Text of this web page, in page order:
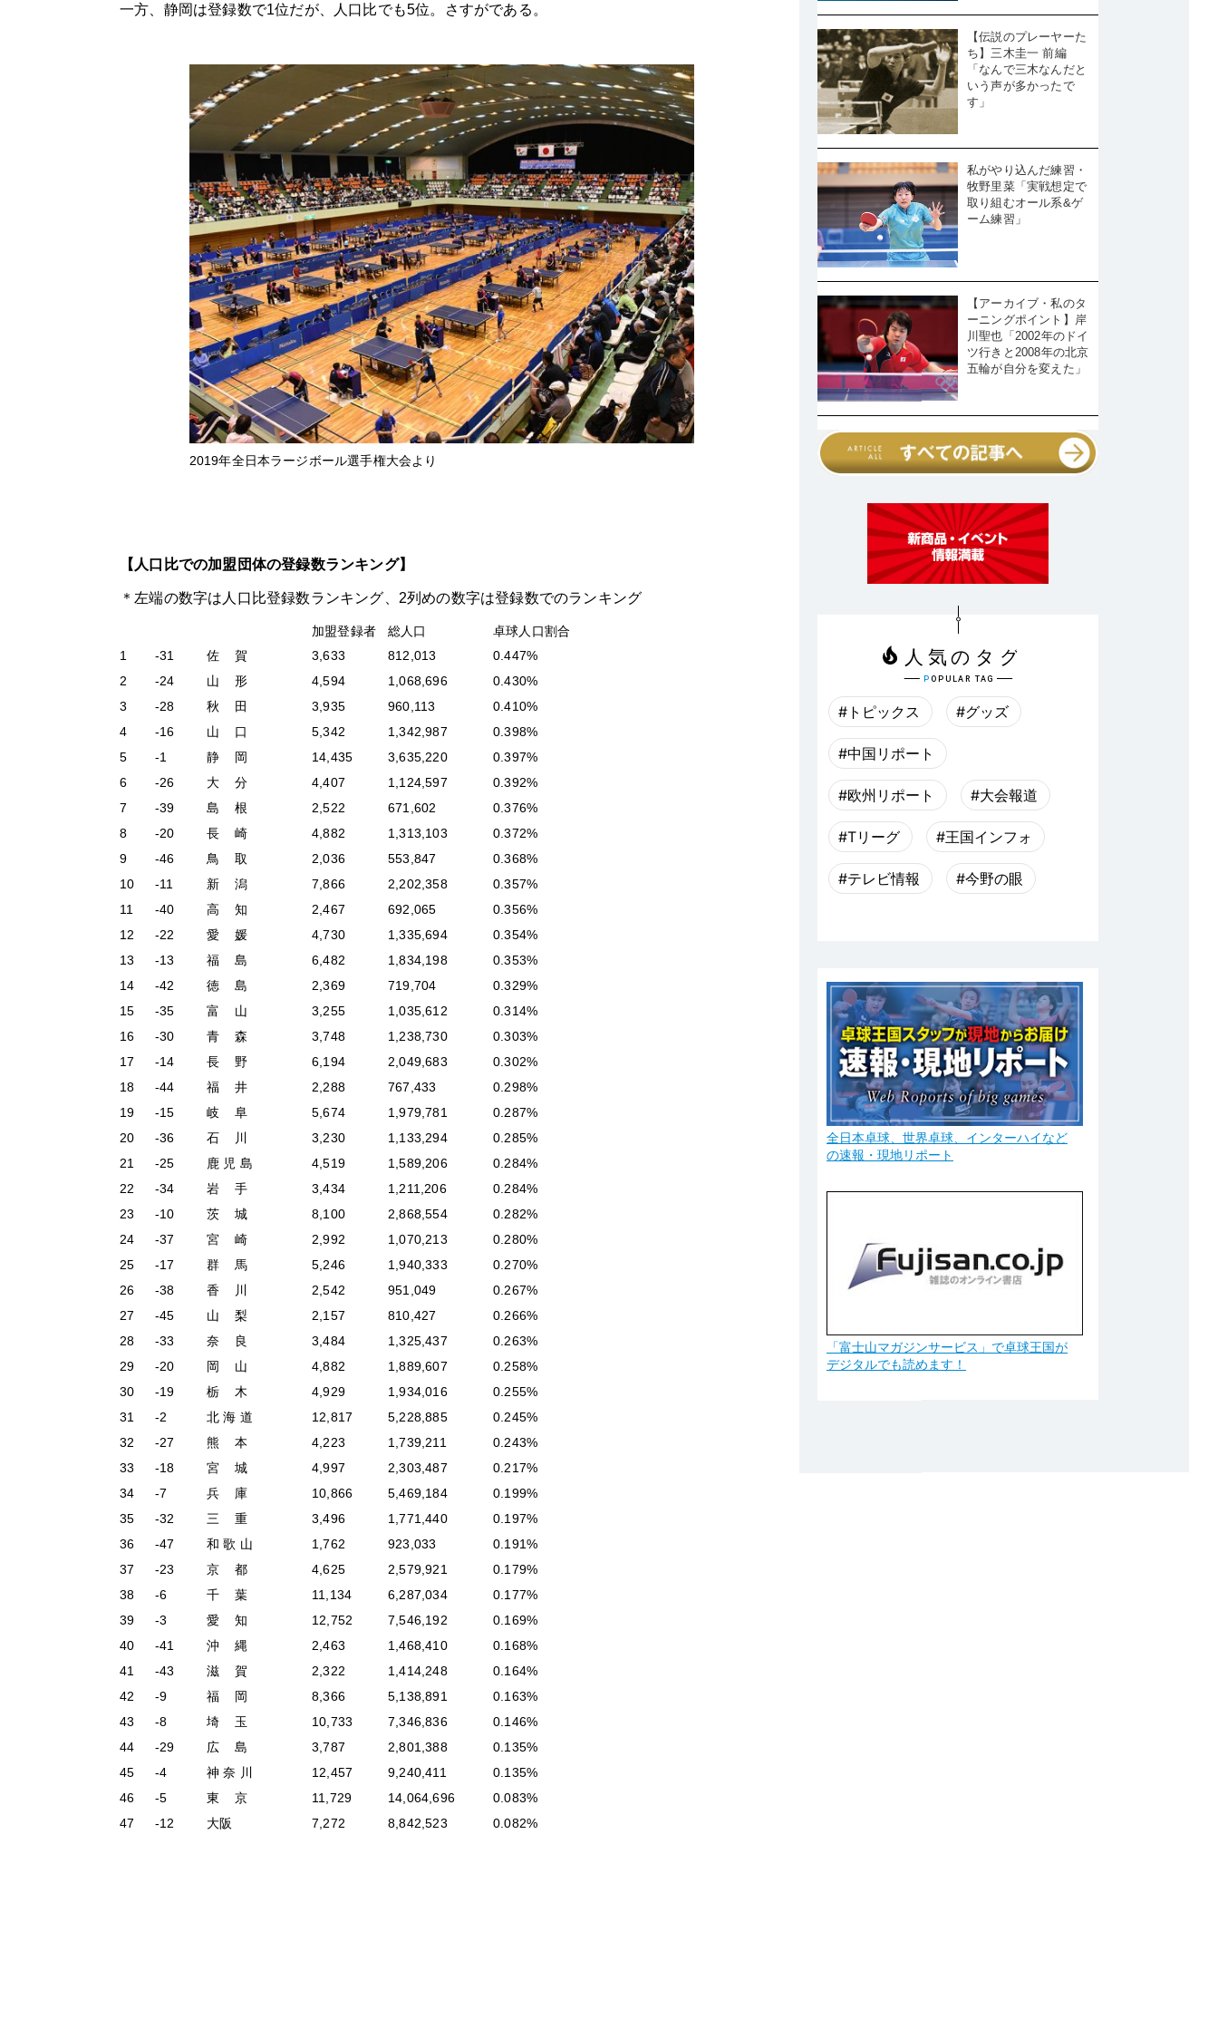
一方、静岡は登録数で1位だが、人口比でも5位。さすがである。
2019年全日本ラージボール選手権大会より
【人口比での加盟団体の登録数ランキング】
＊左端の数字は人口比登録数ランキング、2列めの数字は登録数でのランキング
加盟登録者 総人口
卓球人口割合
1
-31 佐 賀 3,633 812,013
0.447%
2
-24 山 形 4,594 1,068,696
0.430%
3
-28 秋 田 3,935 960,113
0.410%
4
-16 山 口 5,342 1,342,987
0.398%
5
-1 静 岡 14,435 3,635,220
0.397%
6
-26 大 分 4,407 1,124,597
0.392%
7
-39 島 根 2,522 671,602
0.376%
8
-20 長 崎 4,882 1,313,103
0.372%
9
-46 鳥 取 2,036 553,847
0.368%
10
-11 新 潟 7,866 2,202,358
0.357%
11
-40 高 知 2,467 692,065
0.356%
12
-22 愛 媛 4,730 1,335,694
0.354%
13
-13 福 島 6,482 1,834,198
0.353%
14
-42 徳 島 2,369 719,704
0.329%
15
-35 富 山 3,255 1,035,612
0.314%
16
-30 青 森 3,748 1,238,730
0.303%
17
-14 長 野 6,194 2,049,683
0.302%
18
-44 福 井 2,288 767,433
0.298%
19
-15 岐 阜 5,674 1,979,781
0.287%
20
-36 石 川 3,230 1,133,294
0.285%
21
-25 鹿 児 島 4,519 1,589,206
0.284%
22
-34 岩 手 3,434 1,211,206
0.284%
23
-10 茨 城 8,100 2,868,554
0.282%
24
-37 宮 崎 2,992 1,070,213
0.280%
25
-17 群 馬 5,246 1,940,333
0.270%
26
-38 香 川 2,542 951,049
0.267%
27
-45 山 梨 2,157 810,427
0.266%
28
-33 奈 良 3,484 1,325,437
0.263%
29
-20 岡 山 4,882 1,889,607
0.258%
30
-19 栃 木 4,929 1,934,016
0.255%
31
-2 北 海 道 12,817 5,228,885
0.245%
32
-27 熊 本 4,223 1,739,211
0.243%
33
-18 宮 城 4,997 2,303,487
0.217%
34
-7 兵 庫 10,866 5,469,184
0.199%
35
-32 三 重 3,496 1,771,440
0.197%
36
-47 和 歌 山 1,762 923,033
0.191%
37
-23 京 都 4,625 2,579,921
0.179%
38
-6 千 葉 11,134 6,287,034
0.177%
39
-3 愛 知 12,752 7,546,192
0.169%
40
-41 沖 縄 2,463 1,468,410
0.168%
41
-43 滋 賀 2,322 1,414,248
0.164%
42
-9 福 岡 8,366 5,138,891
0.163%
43
-8 埼 玉 10,733 7,346,836
0.146%
44
-29 広 島 3,787 2,801,388
0.135%
45
-4 神 奈 川 12,457 9,240,411
0.135%
46
-5 東 京 11,729 14,064,696
0.083%
47
-12 大阪 7,272 8,842,523 0.082%
【伝説のプレーヤーた
ち】三木圭一 前編
「なんで三木なんだと
いう声が多かったで
す」
私がやり込んだ練習・
牧野里菜「実戦想定で
取り組むオール系&ゲ
ーム練習」
【アーカイブ・私のタ
ーニングポイント】岸
川聖也「2002年のドイ
ツ行きと2008年の北京
五輪が自分を変えた」
#トピックス #グッズ
#中国リポート
#欧州リポート #大会報道
#Tリーグ #王国インフォ
#テレビ情報 #今野の眼
全日本卓球、世界卓球、インターハイなど
の速報・現地リポート
「富士山マガジンサービス」で卓球王国が
デジタルでも読めます！